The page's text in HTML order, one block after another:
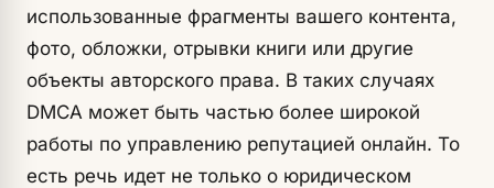
использованные фрагменты вашего контента,
фото, обложки, отрывки книги или другие
объекты авторского права. В таких случаях
DMCA может быть частью более широкой
работы по управлению репутацией онлайн. То
есть речь идет не только о юридическом